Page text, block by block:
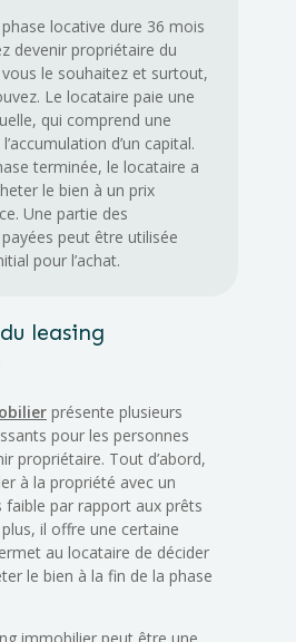
locative dure 36 mois
devenir propriétaire du
le souhaitez et surtout,
Le locataire paie une
qui comprend une
d’un capital.
terminée, le locataire a
le bien à un prix
Une partie des
peut être utilisée
pour l’achat.
du leasing
présente plusieurs
pour les personnes
propriétaire. Tout d’abord,
à la propriété avec un
faible par rapport aux prêts
il offre une certaine
au locataire de décider
le bien à la fin de la phase